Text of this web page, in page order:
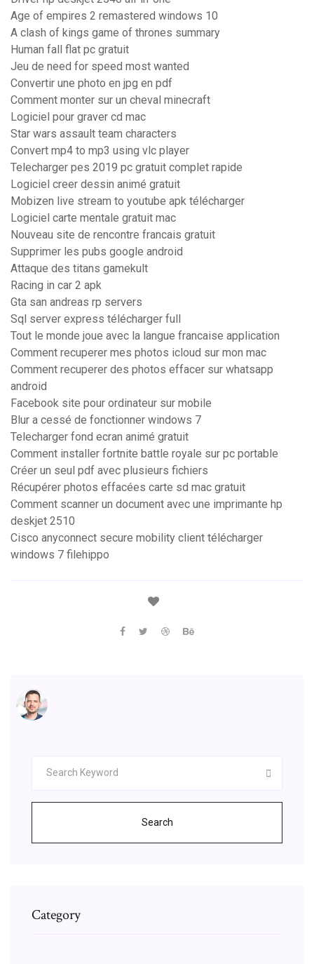
Age of empires 2 remastered windows 10
A clash of kings game of thrones summary
Human fall flat pc gratuit
Jeu de need for speed most wanted
Convertir une photo en jpg en pdf
Comment monter sur un cheval minecraft
Logiciel pour graver cd mac
Star wars assault team characters
Convert mp4 to mp3 using vlc player
Telecharger pes 2019 pc gratuit complet rapide
Logiciel creer dessin animé gratuit
Mobizen live stream to youtube apk télécharger
Logiciel carte mentale gratuit mac
Nouveau site de rencontre francais gratuit
Supprimer les pubs google android
Attaque des titans gamekult
Racing in car 2 apk
Gta san andreas rp servers
Sql server express télécharger full
Tout le monde joue avec la langue francaise application
Comment recuperer mes photos icloud sur mon mac
Comment recuperer des photos effacer sur whatsapp
android
Facebook site pour ordinateur sur mobile
Blur a cessé de fonctionner windows 7
Telecharger fond ecran animé gratuit
Comment installer fortnite battle royale sur pc portable
Créer un seul pdf avec plusieurs fichiers
Récupérer photos effacées carte sd mac gratuit
Comment scanner un document avec une imprimante hp
deskjet 2510
Cisco anyconnect secure mobility client télécharger
windows 7 filehippo
Search
Category